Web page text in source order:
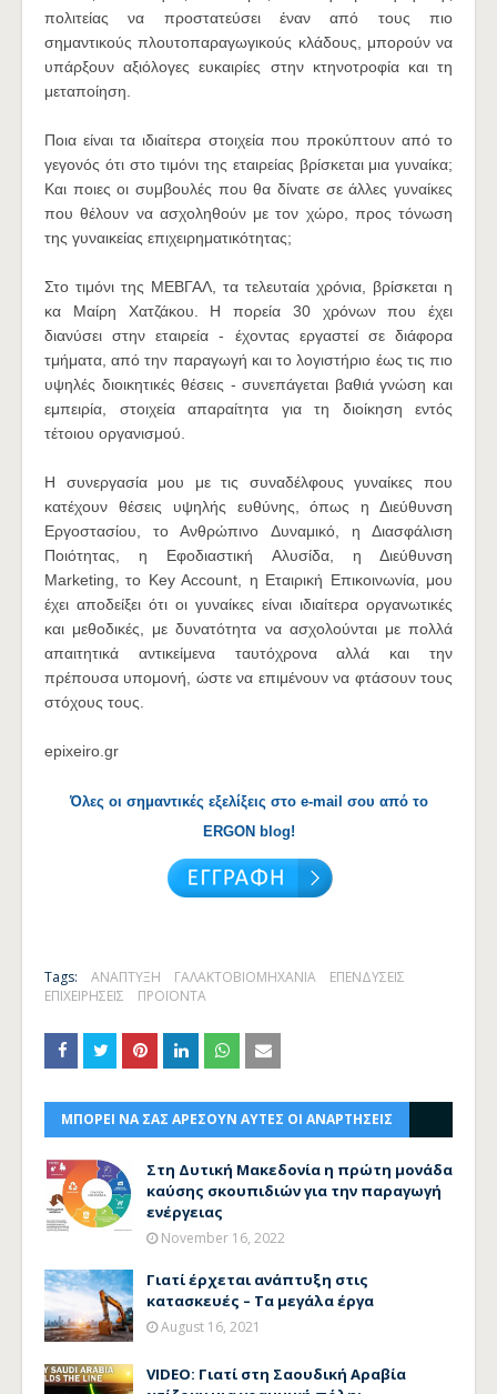
πολιτείας να προστατεύσει έναν από τους πιο
σημαντικούς πλουτοπαραγωγικούς κλάδους, μπορούν να
υπάρξουν αξιόλογες ευκαιρίες στην κτηνοτροφία και τη
μεταποίηση.
Ποια είναι τα ιδιαίτερα στοιχεία που προκύπτουν από το
γεγονός ότι στο τιμόνι της εταιρείας βρίσκεται μια γυναίκα;
Και ποιες οι συμβουλές που θα δίνατε σε άλλες γυναίκες
που θέλουν να ασχοληθούν με τον χώρο, προς τόνωση
της γυναικείας επιχειρηματικότητας;
Στο τιμόνι της ΜΕΒΓΑΛ, τα τελευταία χρόνια, βρίσκεται η
κα Μαίρη Χατζάκου. Η πορεία 30 χρόνων που έχει
διανύσει στην εταιρεία - έχοντας εργαστεί σε διάφορα
τμήματα, από την παραγωγή και το λογιστήριο έως τις πιο
υψηλές διοικητικές θέσεις - συνεπάγεται βαθιά γνώση και
εμπειρία, στοιχεία απαραίτητα για τη διοίκηση εντός
τέτοιου οργανισμού.
Η συνεργασία μου με τις συναδέλφους γυναίκες που
κατέχουν θέσεις υψηλής ευθύνης, όπως η Διεύθυνση
Εργοστασίου, το Ανθρώπινο Δυναμικό, η Διασφάλιση
Ποιότητας, η Εφοδιαστική Αλυσίδα, η Διεύθυνση
Marketing, το Key Account, η Εταιρική Επικοινωνία, μου
έχει αποδείξει ότι οι γυναίκες είναι ιδιαίτερα οργανωτικές
και μεθοδικές, με δυνατότητα να ασχολούνται με πολλά
απαιτητικά αντικείμενα ταυτόχρονα αλλά και την
πρέπουσα υπομονή, ώστε να επιμένουν να φτάσουν τους
στόχους τους.
epixeiro.gr
Όλες οι σημαντικές εξελίξεις στο e-mail σου από το
ERGON blog!
Tags: ΑΝΑΠΤΥΞΗ ΓΑΛΑΚΤΟΒΙΟΜΗΧΑΝΙΑ
ΕΠΕΝΔΥΣΕΙΣ
ΕΠΙΧΕΙΡΗΣΕΙΣ
ΠΡΟΪΟΝΤΑ
ΜΠΟΡΕΙ ΝΑ ΣΑΣ ΑΡΕΣΟΥΝ ΑΥΤΕΣ ΟΙ ΑΝΑΡΤΗΣΕΙΣ
Στη Δυτική Μακεδονία η πρώτη μονάδα
καύσης σκουπιδιών για την παραγωγή
ενέργειας
November 16, 2022
Γιατί έρχεται ανάπτυξη στις
κατασκευές – Τα μεγάλα έργα
August 16, 2021
VIDEO: Γιατί στη Σαουδική Αραβία